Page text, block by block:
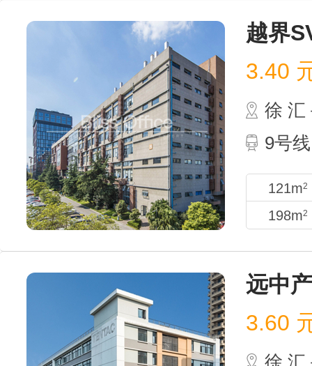
越界
3.40
徐 汇
9号
121m2
198m2
远中
3.60
徐 汇